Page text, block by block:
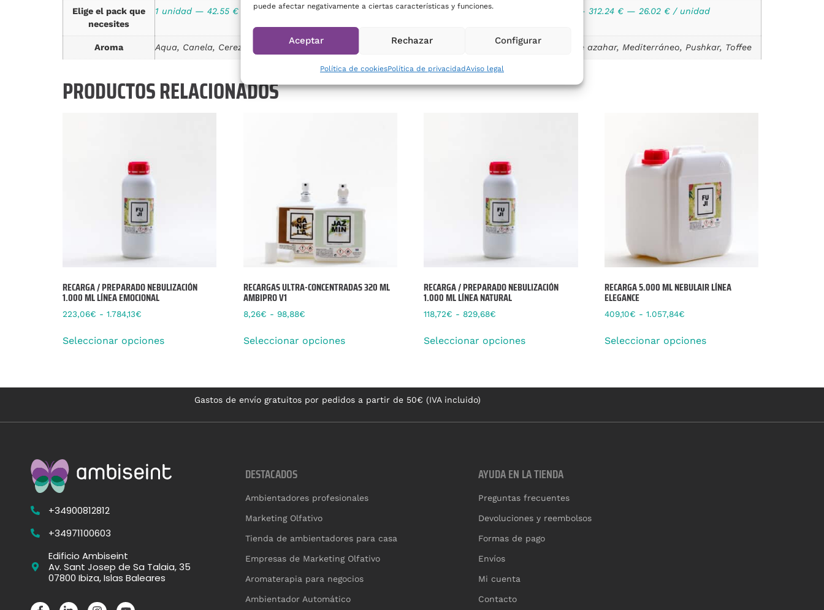
puede afectar negativamente a ciertas características y funciones.
Aceptar Rechazar Configurar
Política de cookiesPolítica de privacidadAviso legal
Elige el pack que
necesites
1 unidad — 42.55 € — 42.55 € / unidad,6 unidades — 205,68 € — 34.28 € / unidad 12 unidades — 312.24 € — 26.02 € / unidad
Aroma Aqua, Canela, Cerezo, Chocolate, Coffee Break, Cookies, Cotton, Bakery, Croissant Francés, Flor de azahar, Mediterráneo, Pushkar, Toffee
PRODUCTOS RELACIONADOS
RECARGA / PREPARADO NEBULIZACIÓN
1.000 ML LÍNEA EMOCIONAL
223,06€ - 1.784,13€
Seleccionar opciones
RECARGAS ULTRA-CONCENTRADAS 320 ML
AMBIPRO V1
8,26€ - 98,88€
Seleccionar opciones
RECARGA / PREPARADO NEBULIZACIÓN
1.000 ML LÍNEA NATURAL
118,72€ - 829,68€
Seleccionar opciones
RECARGA 5.000 ML NEBULAIR LÍNEA
ELEGANCE
409,10€ - 1.057,84€
Seleccionar opciones
Gastos de envío gratuitos por pedidos a partir de 50€ (IVA incluido)
+34900812812
+34971100603
Edificio Ambiseint
Av. Sant Josep de Sa Talaia, 35
07800 Ibiza, Islas Baleares
DESTACADOS
Ambientadores profesionales
Marketing Olfativo
Tienda de ambientadores para casa
Empresas de Marketing Olfativo
Aromaterapia para negocios
Ambientador Automático
AYUDA EN LA TIENDA
Preguntas frecuentes
Devoluciones y reembolsos
Formas de pago
Envíos
Mi cuenta
Contacto